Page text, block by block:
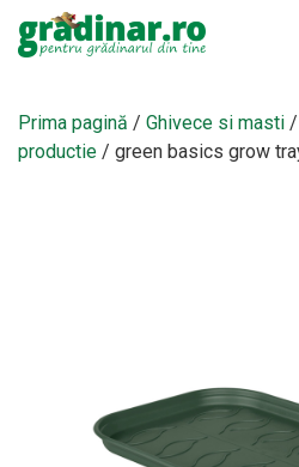
Prima pagină / Ghivece si masti /
productie / green basics grow